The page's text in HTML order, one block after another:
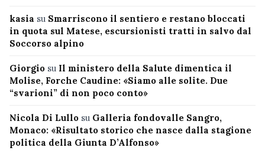
kasia su Smarriscono il sentiero e restano bloccati
in quota sul Matese, escursionisti tratti in salvo dal
Soccorso alpino
Giorgio su Il ministero della Salute dimentica il
Molise, Forche Caudine: «Siamo alle solite. Due
“svarioni” di non poco conto»
Nicola Di Lullo su Galleria fondovalle Sangro,
Monaco: «Risultato storico che nasce dalla stagione
politica della Giunta D’Alfonso»